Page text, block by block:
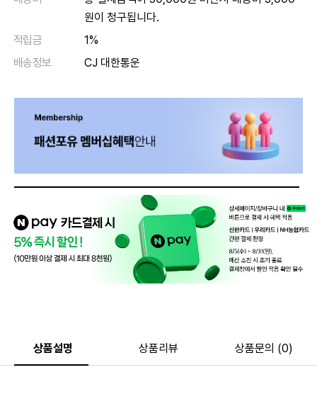
원이 청구됩니다.
적립금
1%
배송정보
CJ 대한통운
상품설명 상품리뷰 상품문의 (0)